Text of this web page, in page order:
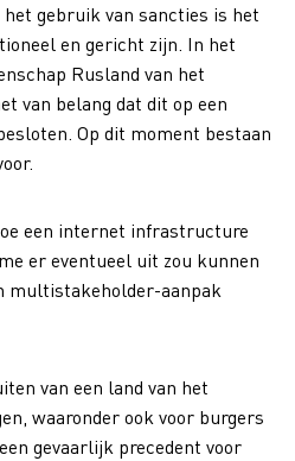
gebruik van sancties is het
en gericht zijn. In het
Rusland van het
van belang dat dit op een
Op dit moment bestaan
een internet infrastructure
er eventueel uit zou kunnen
multistakeholder-aanpak
van een land van het
waaronder ook voor burgers
gevaarlijk precedent voor